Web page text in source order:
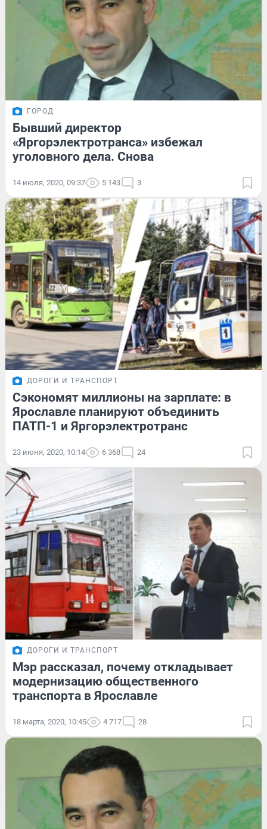
ГОРОД
Бывший директор
«Яргорэлектротранса» избежал
уголовного дела. Снова
14 июля, 2020, 09:37 5 143 3
ДОРОГИ И ТРАНСПОРТ
Сэкономят миллионы на зарплате: в
Ярославле планируют объединить
ПАТП-1 и Яргорэлектротранс
23 июня, 2020, 10:14 6 368 24
ДОРОГИ И ТРАНСПОРТ
Мэр рассказал, почему откладывает
модернизацию общественного
транспорта в Ярославле
18 марта, 2020, 10:45 4 717 28